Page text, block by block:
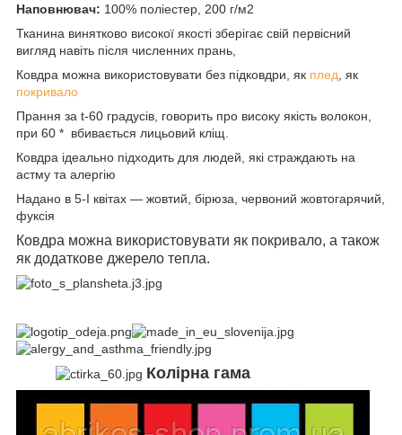
Наповнювач: 100% поліестер, 200 г/м2
Тканина винятково високої якості зберігає свій первісний
вигляд навіть після численних прань,
Ковдра можна використовувати без підковдри, як плед , як
покривало
Прання за t-60 градусів, говорить про високу якість волокон,
при 60 * вбивається лицьовий кліщ.
Ковдра ідеально підходить для людей, які страждають на
астму та алергію
Надано в 5-І квітах — жовтий, бірюза, червоний жовтогарячий,
фуксія
Ковдра можна використовувати як покривало, а також
як додаткове джерело тепла.
Колірна гама